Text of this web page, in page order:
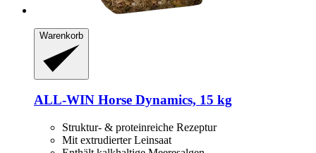
Warenkorb
ALL-WIN Horse Dynamics, 15 kg
Struktur- & proteinreiche Rezeptur
Mit extrudierter Leinsaat